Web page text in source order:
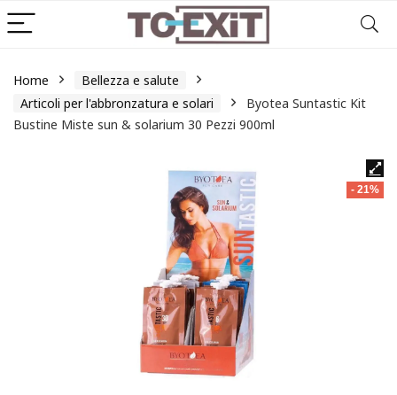
Home
Bellezza e salute
Articoli per l'abbronzatura e solari
Byotea Suntastic Kit
Bustine Miste sun & solarium 30 Pezzi 900ml
- 21%